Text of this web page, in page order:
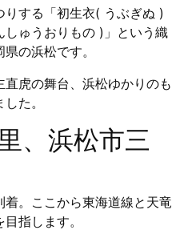
する「初生衣( うぶぎぬ )
ゅうおりもの )」という織
の浜松です。
虎の舞台、浜松ゆかりのも
た。
、浜松市三
。ここから東海道線と天竜
指します。